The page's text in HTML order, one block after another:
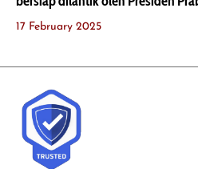
17 February 2025